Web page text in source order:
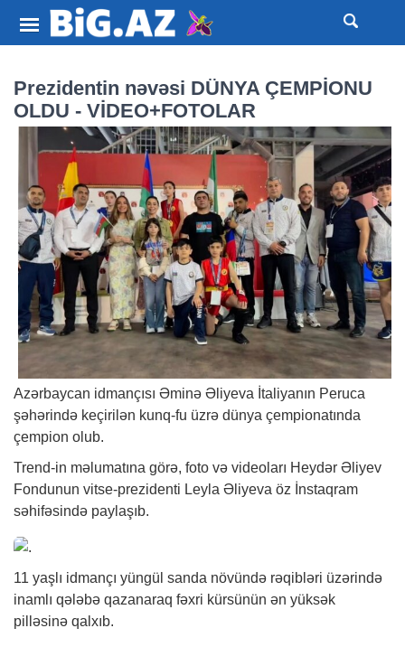
Prezidentin nəvəsi DÜNYA ÇEMPİONU
OLDU - VİDEO+FOTOLAR
Azərbaycan idmançısı Əminə Əliyeva İtaliyanın Peruca
şəhərində keçirilən kunq-fu üzrə dünya çempionatında
çempion olub.
Trend-in məlumatına görə, foto və videoları Heydər Əliyev
Fondunun vitse-prezidenti Leyla Əliyeva öz İnstaqram
səhifəsində paylaşıb.
11 yaşlı idmançı yüngül sanda növündə rəqibləri üzərində
inamlı qələbə qazanaraq fəxri kürsünün ən yüksək
pilləsinə qalxıb.